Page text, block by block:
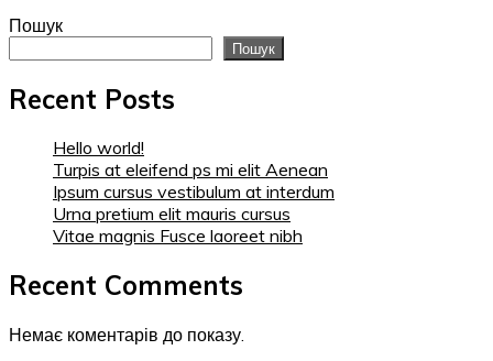
Пошук
Пошук
Recent Posts
Hello world!
Turpis at eleifend ps mi elit Aenean
Ipsum cursus vestibulum at interdum
Urna pretium elit mauris cursus
Vitae magnis Fusce laoreet nibh
Recent Comments
Немає коментарів до показу.